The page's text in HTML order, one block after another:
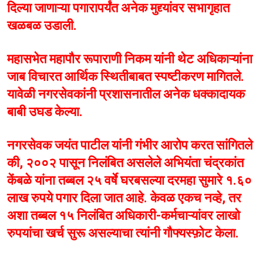
दिल्या जाणाऱ्या पगारापर्यंत अनेक मुद्द्यांवर सभागृहात
खळबळ उडाली.
महासभेत महापौर रूपाराणी निकम यांनी थेट अधिकाऱ्यांना
जाब विचारत आर्थिक स्थितीबाबत स्पष्टीकरण मागितले.
यावेळी नगरसेवकांनी प्रशासनातील अनेक धक्कादायक
बाबी उघड केल्या.
नगरसेवक जयंत पाटील यांनी गंभीर आरोप करत सांगितले
की, २००२ पासून निलंबित असलेले अभियंता चंद्रकांत
केंबळे यांना तब्बल २५ वर्षे घरबसल्या दरमहा सुमारे १.६०
लाख रुपये पगार दिला जात आहे. केवळ एकच नव्हे, तर
अशा तब्बल १५ निलंबित अधिकारी-कर्मचाऱ्यांवर लाखो
रुपयांचा खर्च सुरू असल्याचा त्यांनी गौफ्यस्फ़ोट केला.